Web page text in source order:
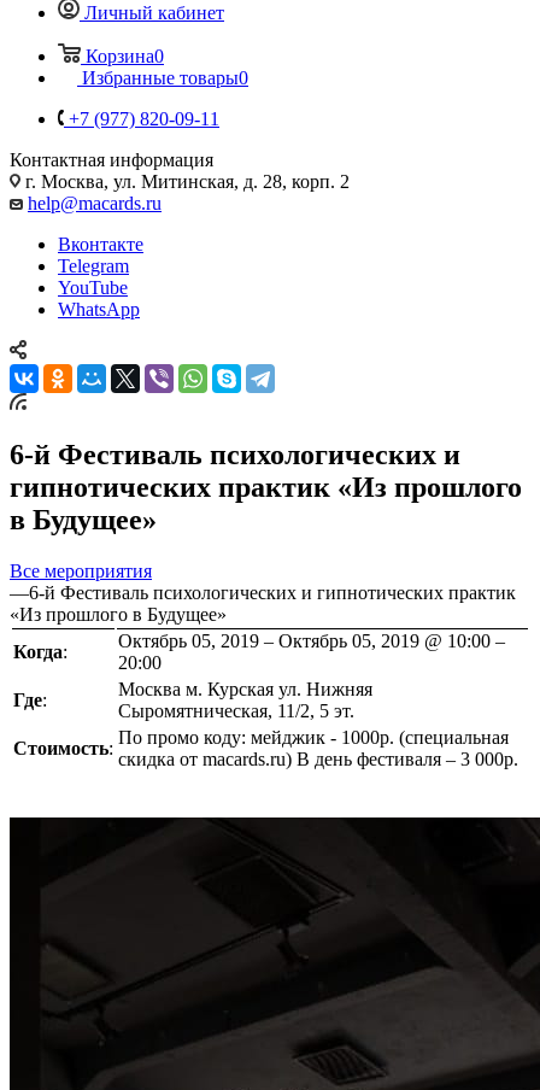
Личный кабинет
Корзина0
Избранные товары0
+7 (977) 820-09-11
Контактная информация
г. Москва, ул. Митинская, д. 28, корп. 2
help@macards.ru
Вконтакте
Telegram
YouTube
WhatsApp
6-й Фестиваль психологических и
гипнотических практик «Из прошлого
в Будущее»
Все мероприятия
—6-й Фестиваль психологических и гипнотических практик
«Из прошлого в Будущее»
Когда:
Октябрь 05, 2019 – Октябрь 05, 2019 @ 10:00 –
20:00
Где:
Москва м. Курская ул. Нижняя
Сыромятническая, 11/2, 5 эт.
Стоимость:
По промо коду: мейджик - 1000р. (специальная
скидка от macards.ru) В день фестиваля – 3 000р.